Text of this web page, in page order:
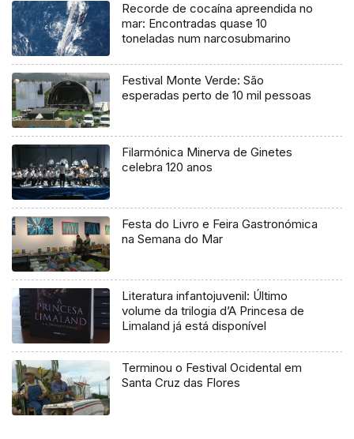
Recorde de cocaína apreendida no
mar: Encontradas quase 10
toneladas num narcosubmarino
Festival Monte Verde: São
esperadas perto de 10 mil pessoas
Filarmónica Minerva de Ginetes
celebra 120 anos
Festa do Livro e Feira Gastronómica
na Semana do Mar
Literatura infantojuvenil: Último
volume da trilogia d’A Princesa de
Limaland já está disponível
Terminou o Festival Ocidental em
Santa Cruz das Flores